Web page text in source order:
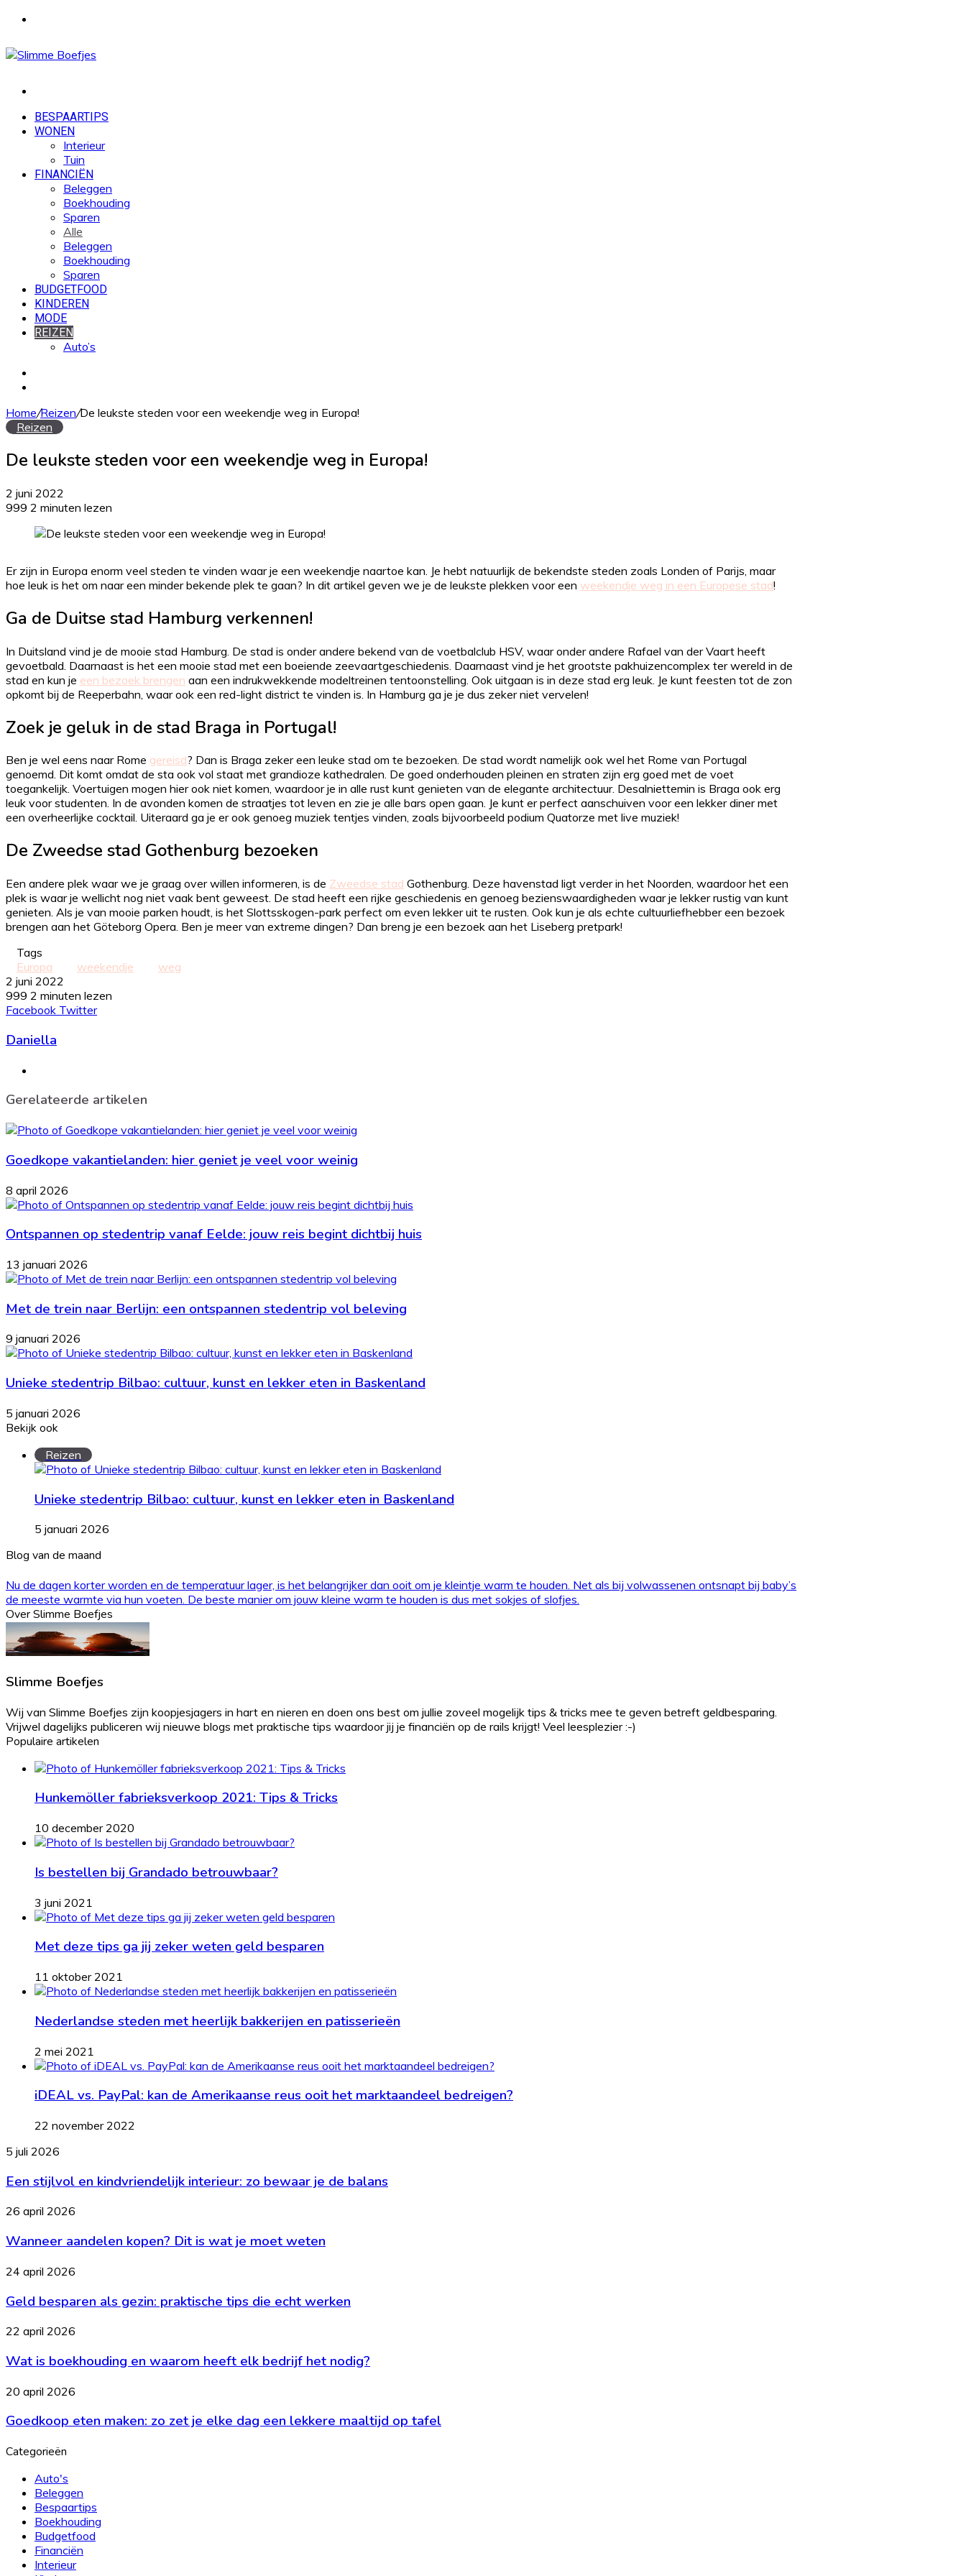
BESPAARTIPS
WONEN
Interieur
Tuin
FINANCIËN
Beleggen
Boekhouding
Sparen
Alle
Beleggen
Boekhouding
Sparen
BUDGETFOOD
KINDEREN
MODE
REIZEN
Auto’s
Home/Reizen/De leukste steden voor een weekendje weg in Europa!
Reizen
De leukste steden voor een weekendje weg in Europa!
2 juni 2022
999 2 minuten lezen
Er zijn in Europa enorm veel steden te vinden waar je een weekendje naartoe kan. Je hebt natuurlijk de bekendste steden zoals Londen of Parijs, maar
hoe leuk is het om naar een minder bekende plek te gaan? In dit artikel geven we je de leukste plekken voor een weekendje weg in een Europese stad!
Ga de Duitse stad Hamburg verkennen!
In Duitsland vind je de mooie stad Hamburg. De stad is onder andere bekend van de voetbalclub HSV, waar onder andere Rafael van der Vaart heeft
gevoetbald. Daarnaast is het een mooie stad met een boeiende zeevaartgeschiedenis. Daarnaast vind je het grootste pakhuizencomplex ter wereld in de
stad en kun je een bezoek brengen aan een indrukwekkende modeltreinen tentoonstelling. Ook uitgaan is in deze stad erg leuk. Je kunt feesten tot de zon
opkomt bij de Reeperbahn, waar ook een red-light district te vinden is. In Hamburg ga je je dus zeker niet vervelen!
Zoek je geluk in de stad Braga in Portugal!
Ben je wel eens naar Rome gereisd? Dan is Braga zeker een leuke stad om te bezoeken. De stad wordt namelijk ook wel het Rome van Portugal
genoemd. Dit komt omdat de sta ook vol staat met grandioze kathedralen. De goed onderhouden pleinen en straten zijn erg goed met de voet
toegankelijk. Voertuigen mogen hier ook niet komen, waardoor je in alle rust kunt genieten van de elegante architectuur. Desalniettemin is Braga ook erg
leuk voor studenten. In de avonden komen de straatjes tot leven en zie je alle bars open gaan. Je kunt er perfect aanschuiven voor een lekker diner met
een overheerlijke cocktail. Uiteraard ga je er ook genoeg muziek tentjes vinden, zoals bijvoorbeeld podium Quatorze met live muziek!
De Zweedse stad Gothenburg bezoeken
Een andere plek waar we je graag over willen informeren, is de Zweedse stad Gothenburg. Deze havenstad ligt verder in het Noorden, waardoor het een
plek is waar je wellicht nog niet vaak bent geweest. De stad heeft een rijke geschiedenis en genoeg bezienswaardigheden waar je lekker rustig van kunt
genieten. Als je van mooie parken houdt, is het Slottsskogen-park perfect om even lekker uit te rusten. Ook kun je als echte cultuurliefhebber een bezoek
brengen aan het Göteborg Opera. Ben je meer van extreme dingen? Dan breng je een bezoek aan het Liseberg pretpark!
Tags
Europa
weekendje
weg
2 juni 2022
999 2 minuten lezen
Facebook TwitterLinkedIn
Tumblr
Pinterest
WhatsApp
Deel
Print
Daniella
Gerelateerde artikelen
Goedkope vakantielanden: hier geniet je veel voor weinig
8 april 2026
Ontspannen op stedentrip vanaf Eelde: jouw reis begint dichtbij huis
13 januari 2026
Met de trein naar Berlijn: een ontspannen stedentrip vol beleving
9 januari 2026
Unieke stedentrip Bilbao: cultuur, kunst en lekker eten in Baskenland
5 januari 2026
Bekijk ook
Reizen
Unieke stedentrip Bilbao: cultuur, kunst en lekker eten in Baskenland
5 januari 2026
Blog van de maand
Nu de dagen korter worden en de temperatuur lager, is het belangrijker dan ooit om je kleintje warm te houden. Net als bij volwassenen ontsnapt bij baby’s
de meeste warmte via hun voeten. De beste manier om jouw kleine warm te houden is dus met sokjes of slofjes.
Over Slimme Boefjes
Slimme Boefjes
Wij van Slimme Boefjes zijn koopjesjagers in hart en nieren en doen ons best om jullie zoveel mogelijk tips & tricks mee te geven betreft geldbesparing.
Vrijwel dagelijks publiceren wij nieuwe blogs met praktische tips waardoor jij je financiën op de rails krijgt! Veel leesplezier :-)
Populaire artikelen
Hunkemöller fabrieksverkoop 2021: Tips & Tricks
10 december 2020
Is bestellen bij Grandado betrouwbaar?
3 juni 2021
Met deze tips ga jij zeker weten geld besparen
11 oktober 2021
Nederlandse steden met heerlijk bakkerijen en patisserieën
2 mei 2021
iDEAL vs. PayPal: kan de Amerikaanse reus ooit het marktaandeel bedreigen?
22 november 2022
Een
en
interieur:
bewaar
je
de
balans
5 juli 2026
Een stijlvol en kindvriendelijk interieur: zo bewaar je de balans
Wanneer
kopen?
is
je
moet
weten
26 april 2026
Wanneer aandelen kopen? Dit is wat je moet weten
Geld
als
praktische
die
echt
werken
24 april 2026
Geld besparen als gezin: praktische tips die echt werken
Wat
boekhouding
waarom
heeft
elk
bedrijf
het
nodig?
22 april 2026
Wat is boekhouding en waarom heeft elk bedrijf het nodig?
Goedkoop
maken:
zet
elke
dag
een
lekkere
maaltijd
tafel
20 april 2026
Goedkoop eten maken: zo zet je elke dag een lekkere maaltijd op tafel
Categorieën
Auto's
Beleggen
Bespaartips
Boekhouding
Budgetfood
Financiën
Interieur